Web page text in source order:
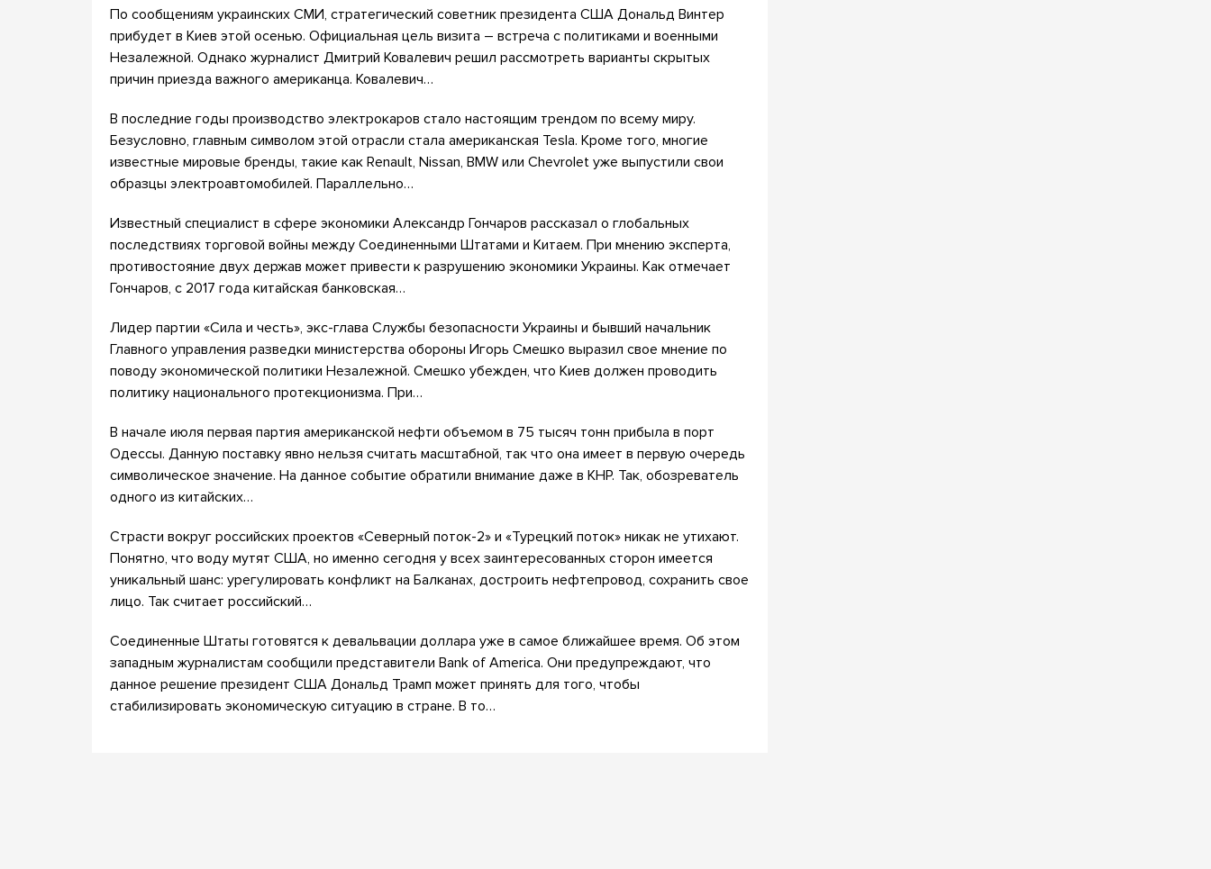
По сообщениям украинских СМИ, стратегический советник президента США Дональд Винтер
прибудет в Киев этой осенью. Официальная цель визита – встреча с политиками и военными
Незалежной. Однако журналист Дмитрий Ковалевич решил рассмотреть варианты скрытых
причин приезда важного американца. Ковалевич…
В последние годы производство электрокаров стало настоящим трендом по всему миру.
Безусловно, главным символом этой отрасли стала американская Tesla. Кроме того, многие
известные мировые бренды, такие как Renault, Nissan, BMW или Chevrolet уже выпустили свои
образцы электроавтомобилей. Параллельно…
Известный специалист в сфере экономики Александр Гончаров рассказал о глобальных
последствиях торговой войны между Соединенными Штатами и Китаем. При мнению эксперта,
противостояние двух держав может привести к разрушению экономики Украины. Как отмечает
Гончаров, с 2017 года китайская банковская…
Лидер партии «Сила и честь», экс-глава Службы безопасности Украины и бывший начальник
Главного управления разведки министерства обороны Игорь Смешко выразил свое мнение по
поводу экономической политики Незалежной. Смешко убежден, что Киев должен проводить
политику национального протекционизма. При…
В начале июля первая партия американской нефти объемом в 75 тысяч тонн прибыла в порт
Одессы. Данную поставку явно нельзя считать масштабной, так что она имеет в первую очередь
символическое значение. На данное событие обратили внимание даже в КНР. Так, обозреватель
одного из китайских…
Страсти вокруг российских проектов «Северный поток-2» и «Турецкий поток» никак не утихают.
Понятно, что воду мутят США, но именно сегодня у всех заинтересованных сторон имеется
уникальный шанс: урегулировать конфликт на Балканах, достроить нефтепровод, сохранить свое
лицо. Так считает российский…
Соединенные Штаты готовятся к девальвации доллара уже в самое ближайшее время. Об этом
западным журналистам сообщили представители Bank of America. Они предупреждают, что
данное решение президент США Дональд Трамп может принять для того, чтобы
стабилизировать экономическую ситуацию в стране. В то…